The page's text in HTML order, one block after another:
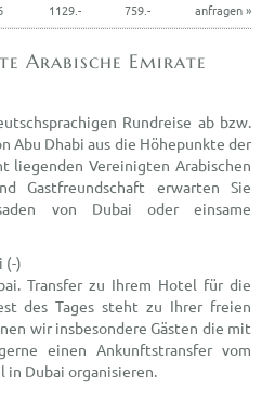
1129.- 759.- anfragen »
Arabische Emirate
Rundreise ab bzw.
Abu Dhabi aus die Höhepunkte der
liegenden Vereinigten Arabischen
Gastfreundschaft erwarten Sie
von Dubai oder einsame
(-)
Transfer zu Ihrem Hotel für die
des Tages steht zu Ihrer freien
wir insbesondere Gästen die mit
einen Ankunftstransfer vom
in Dubai organisieren.